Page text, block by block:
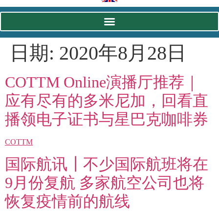
日期: 2020年8月28日
COTTM Online演播厅推荐｜
应有尽有的多米尼加，回看直
播领电子证书与星巴克咖啡券
COTTM
国际航讯┃不少国际航班将在
9月份复航 多家航空公司也将
恢复疫情前的航线